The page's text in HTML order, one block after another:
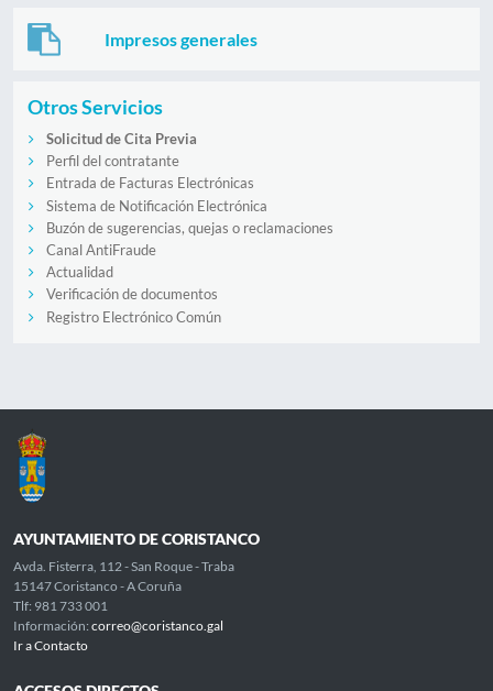
Impresos generales
Otros Servicios
Solicitud de Cita Previa
Perfil del contratante
Entrada de Facturas Electrónicas
Sistema de Notificación Electrónica
Buzón de sugerencias, quejas o reclamaciones
Canal AntiFraude
Actualidad
Verificación de documentos
Registro Electrónico Común
AYUNTAMIENTO DE CORISTANCO
Avda. Fisterra, 112 - San Roque - Traba
15147 Coristanco - A Coruña
Tlf: 981 733 001
Información: correo@coristanco.gal
Ir a Contacto